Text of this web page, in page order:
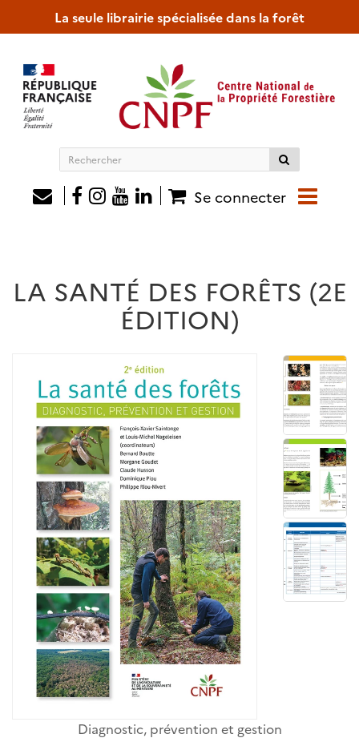
La seule librairie spécialisée dans la forêt
Rechercher
siteSe connecter
LA SANTÉ DES FORÊTS (2E
ÉDITION)
Diagnostic, prévention et gestion